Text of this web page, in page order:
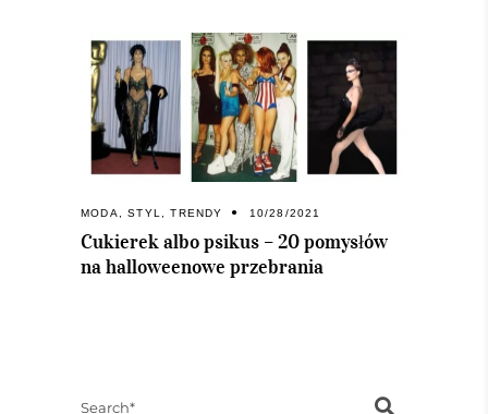
MODA ,STYL ,TRENDY 10/28/2021
Cukierek albo psikus – 20 pomysłów
na halloweenowe przebrania